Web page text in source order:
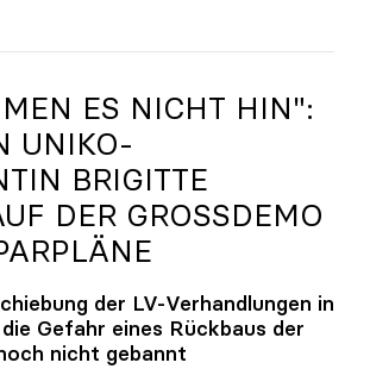
uniko-Spitze zum Austausch
ES NICHT HIN":
UNIKO-
BRIGITTE
DER GROSSDEMO G
der LV-Verhandlungen in
Gefahr eines Rückbaus der
nicht gebannt